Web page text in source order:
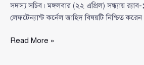
সদস্য সচিব। মঙ্গলবার (২২ এপ্রিল) সন্ধ্যায়
লেফটেন্যান্ট কর্নেল জাহিদ বিষয়টি নিশ্চিত
পারভেজ
Read More »